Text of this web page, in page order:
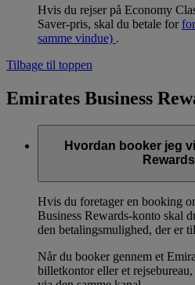
Hvis du rejser på Economy
Saver-pris, skal du betale for
samme vindue) .
Tilbage til toppen
Emirates Business
Hvordan booker jeg
Hvis du foretager en booking
Business Rewards-konto skal
den betalingsmulighed, der er
Når du booker gennem et
billetkontor eller et